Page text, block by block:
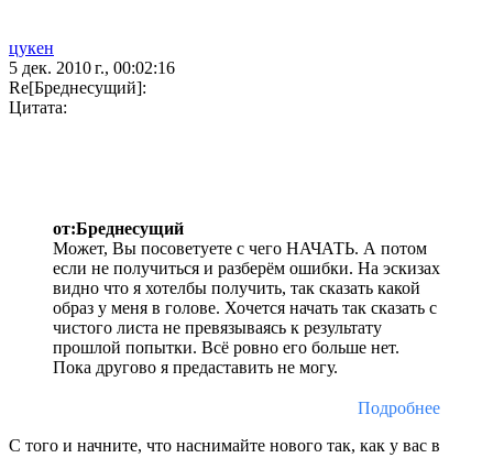
цукен
5 дек. 2010 г., 00:02:16
Re[Бреднесущий]:
Цитата:
от:Бреднесущий
Может, Вы посоветуете с чего НАЧАТЬ. А потом
если не получиться и разберём ошибки. На эскизах
видно что я хотелбы получить, так сказать какой
образ у меня в голове. Хочется начать так сказать с
чистого листа не превязываясь к результату
прошлой попытки. Всё ровно его больше нет.
Пока другово я предаставить не могу.
Подробнее
С того и начните, что наснимайте нового так, как у вас в